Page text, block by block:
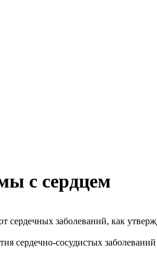
с сердцем
заболеваний, как
сердечно-сосудистых